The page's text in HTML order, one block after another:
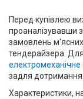
Перед купівлею
проаналізувавши
замовлень
тендерайзера.
задля дотримання
Характеристики,